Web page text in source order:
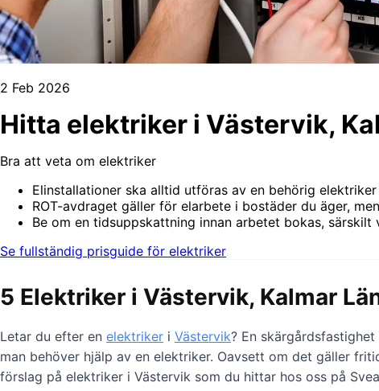
2 Feb 2026
Hitta elektriker i Västervik,
Bra att veta om elektriker
Elinstallationer ska alltid utföras av en behörig
ROT-avdraget gäller för elarbete i bostäder du äger,
Be om en tidsuppskattning innan arbetet bokas, särskilt
Se fullständig prisguide för elektriker
5 Elektriker i Västervik, Kalmar
Letar du efter en elektriker i Västervik? En
man behöver hjälp av en elektriker. Oavsett om det gäller
förslag på elektriker i Västervik som du hittar hos oss på